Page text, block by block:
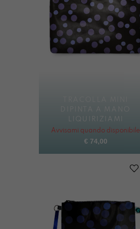
DIPINTA A MANO
LIQUIRIZIAMI
Avvisami quando disponibile
€ 74,00